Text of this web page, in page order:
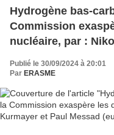
Hydrogène bas-
Commission
nucléaire, par :
Messad (euractiv.fr)
Publié le 30/09/2024 à 20:01
Par ERASME